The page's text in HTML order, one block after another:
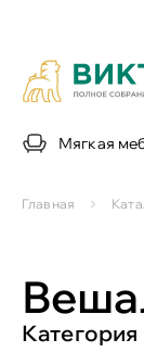
Мягкая
Главная
Категория